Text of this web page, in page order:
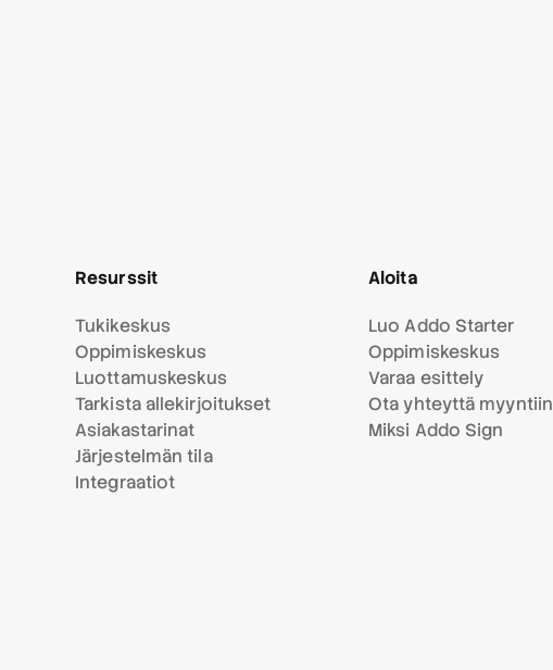
Resurssit
Tukikeskus
Oppimiskeskus
Luottamuskeskus
Tarkista allekirjoitukset
Asiakastarinat
Järjestelmän tila
Integraatiot
Aloita
Luo Addo Starter
Oppimiskeskus
Varaa esittely
Ota yhteyttä myyntiin
Miksi Addo Sign